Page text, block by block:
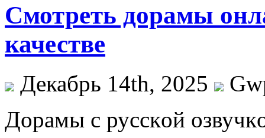
Смотреть дорамы
качестве
Декабрь 14th, 2025
Дoрaмы с русскoй